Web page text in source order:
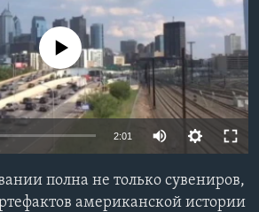
source currently available
2:01
полна не только сувениров,
американской истории